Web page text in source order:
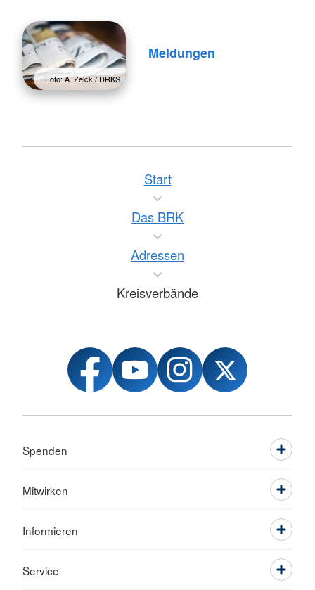
Foto: A. Zelck / DRKS
Meldungen
Start
Das BRK
Adressen
Kreisverbände
Spenden
Mitwirken
Informieren
Service